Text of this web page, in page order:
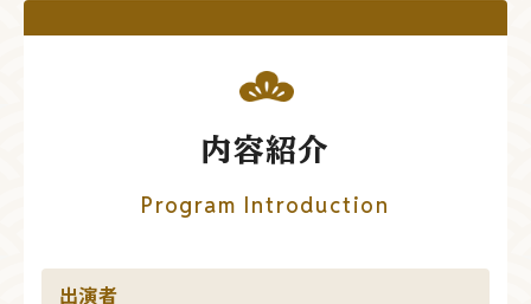
内容紹介
Program Introduction
出演者